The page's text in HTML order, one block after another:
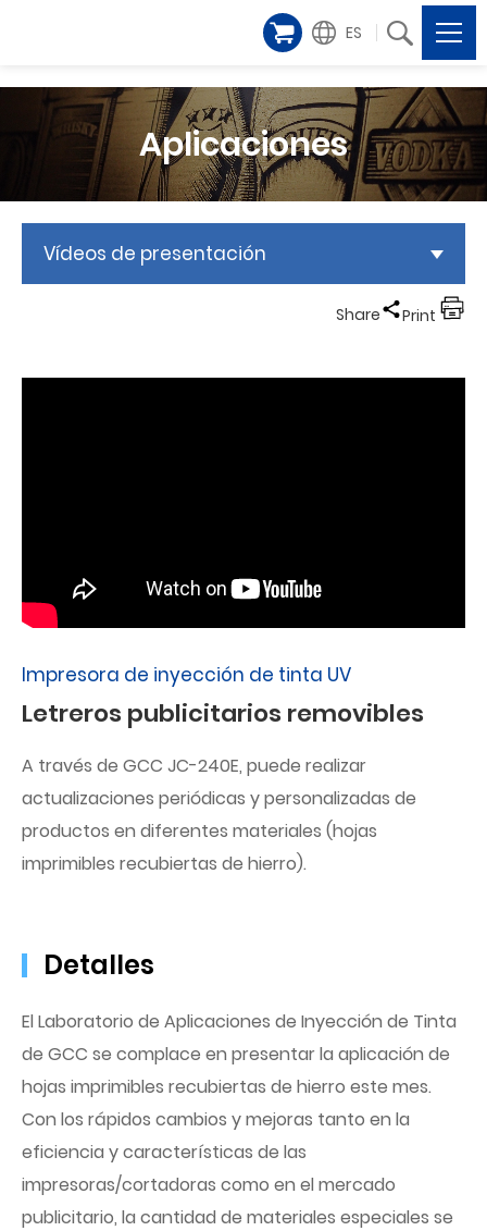
ES
Aplicaciones
Vídeos de presentación
Share Print
Impresora de inyección de tinta UV
Letreros publicitarios removibles
A través de GCC JC-240E, puede realizar
actualizaciones periódicas y personalizadas de
productos en diferentes materiales (hojas
imprimibles recubiertas de hierro).
Detalles
El Laboratorio de Aplicaciones de Inyección de Tinta
de GCC se complace en presentar la aplicación de
hojas imprimibles recubiertas de hierro este mes.
Con los rápidos cambios y mejoras tanto en la
eficiencia y características de las
impresoras/cortadoras como en el mercado
publicitario, la cantidad de materiales especiales se